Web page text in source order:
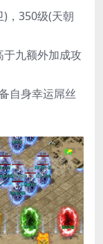
，350级(天朝
九额外加成攻
自身幸运屌丝